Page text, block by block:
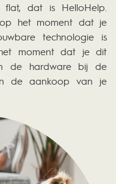
flat, dat is HelloHelp.
het moment dat je
technologie is
moment dat je dit
de hardware bij de
de aankoop van je